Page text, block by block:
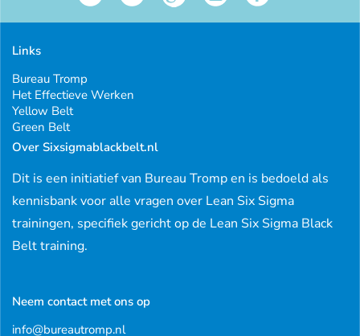
Links
Bureau Tromp
Het Effectieve Werken
Yellow Belt
Green Belt
Over Sixsigmablackbelt.nl
Dit is een initiatief van Bureau Tromp en is bedoeld als
kennisbank voor alle vragen over Lean Six Sigma
trainingen, specifiek gericht op de Lean Six Sigma Black
Belt training.
Neem contact met ons op
info@bureautromp.nl